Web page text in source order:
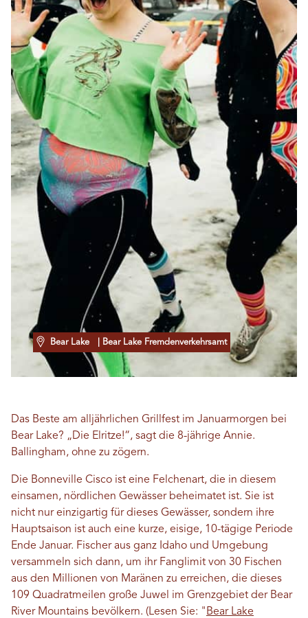
Bear Lake | Bear Lake Fremdenverkehrsamt
Das Beste am alljährlichen Grillfest im Januarmorgen bei
Bear Lake? „Die Elritze!“, sagt die 8-jährige Annie.
Ballingham, ohne zu zögern.
Die Bonneville Cisco ist eine Felchenart, die in diesem
einsamen, nördlichen Gewässer beheimatet ist. Sie ist
nicht nur einzigartig für dieses Gewässer, sondern ihre
Hauptsaison ist auch eine kurze, eisige, 10-tägige Periode
Ende Januar. Fischer aus ganz Idaho und Umgebung
versammeln sich dann, um ihr Fanglimit von 30 Fischen
aus den Millionen von Maränen zu erreichen, die dieses
109 Quadratmeilen große Juwel im Grenzgebiet der Bear
River Mountains bevölkern. (Lesen Sie: " Bear Lake